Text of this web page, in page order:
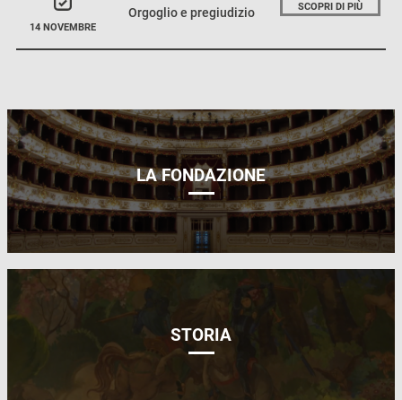
14 NOVEMBRE
Orgoglio e pregiudizio SCOPRI DI PIÙ
LA FONDAZIONE
STORIA